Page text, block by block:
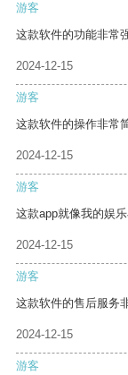
游客
这款软件的功能非常
2024-12-15
游客
这款软件的操作非常
2024-12-15
游客
这款app就像我的娱
2024-12-15
游客
这款软件的售后服务
2024-12-15
游客